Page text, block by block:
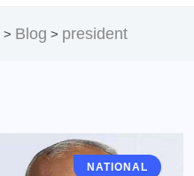
> Blog > president
NATIONAL